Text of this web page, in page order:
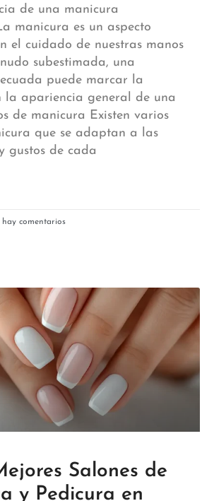
de una manicura
manicura es un aspecto
el cuidado de nuestras manos
subestimada, una
puede marcar la
la apariencia general de una
de manicura Existen varios
que se adaptan a las
gustos de cada
hay comentarios
Salones de
y Pedicura en